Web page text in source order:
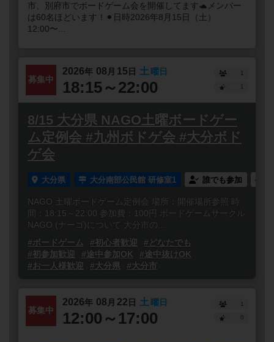
市、別府市でボードゲーム会を開催してます🐢メンバー
は60名ほどいます！⚫︎日時2026年8月15日（土）
12:00〜...
募集中
2026年 08 月 15日 土 曜日
18:15～22:00
1
1
8/15 大分県 NAGO土曜ボードゲー
ム定例会 #九州ボドゲ会 #大分ボド
ゲ会
大分県 大分南部公民館 研修室1 誰でも参加
NAGO 土曜ボードゲーム定例会 場所：開催場所参照 時
間：18:15～22:00 参加費：100円 ボードゲームサークル
NAGO (ナーゴ)について 大分市の...
#ボードゲーム
#初心者歓迎
#どなたでも
#初参加歓迎
#途中参加OK
#途中抜けOK
#お一人様歓迎
#大分県 #大分市
募集中
2026年 08 月 22日 土 曜日
12:00～17:00
1
0